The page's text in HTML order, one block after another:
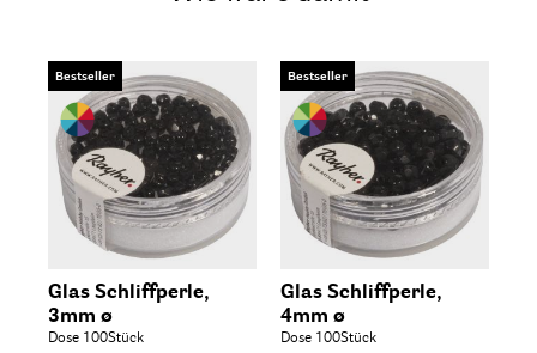
Bestseller
Glas Schliffperle,
3mm ø
Dose 100Stück
Bestseller
Glas Schliffperle,
4mm ø
Dose 100Stück